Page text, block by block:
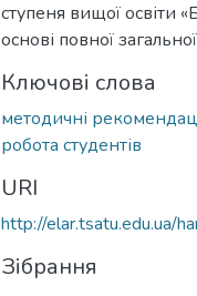
ступеня вищої освіти
основі повної
Ключові слова
методичні
робота студентів
URI
http://elar.tsatu.edu.ua/
Зібрання